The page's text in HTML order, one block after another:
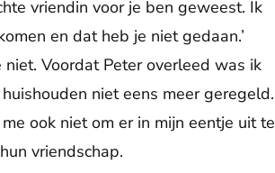
vriendin voor je ben geweest. Ik
en dat heb je niet gedaan.’
niet. Voordat Peter overleed was ik
niet eens meer geregeld.
ook niet om er in mijn eentje uit te
vriendschap.